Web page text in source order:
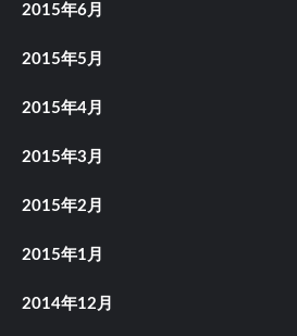
2015年6月
2015年5月
2015年4月
2015年3月
2015年2月
2015年1月
2014年12月